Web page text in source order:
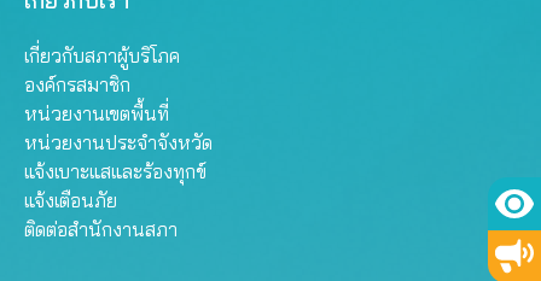
เกี่ยวกับสภาผู้บริโภค
องค์กรสมาชิก
หน่วยงานเขตพื้นที่
หน่วยงานประจำจังหวัด
แจ้งเบาะแสและร้องทุกข์
แจ้งเตือนภัย
ติดต่อสำนักงานสภา